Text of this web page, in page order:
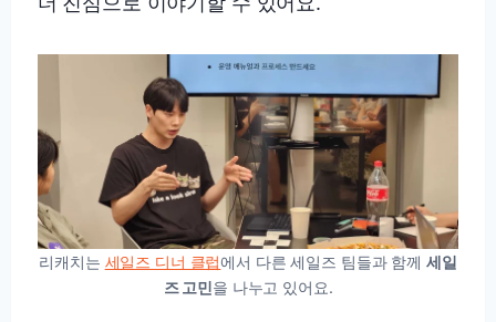
리캐치는 세일즈 디너 클럽에서 다른 세일즈 팀들과 함께 세일
즈 고민을 나누고 있어요.